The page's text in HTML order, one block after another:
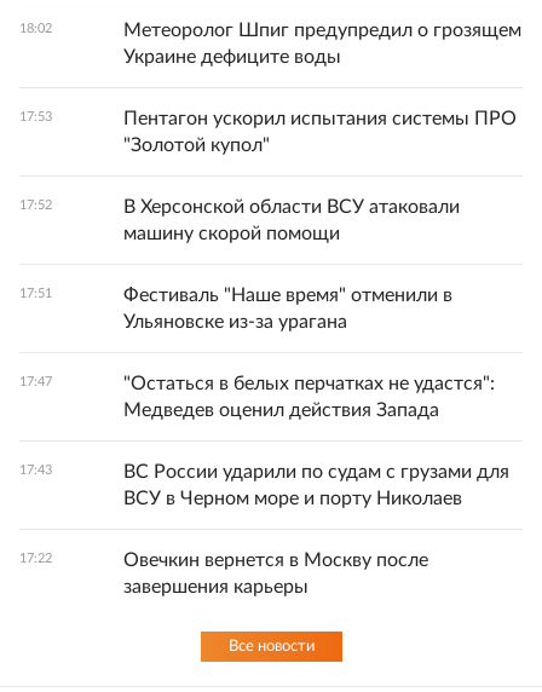
18:02
Метеоролог Шпиг предупредил о грозящем
Украине дефиците воды
17:53
Пентагон ускорил испытания системы ПРО
"Золотой купол"
17:52
В Херсонской области ВСУ атаковали
машину скорой помощи
17:51
Фестиваль "Наше время" отменили в
Ульяновске из-за урагана
17:47
"Остаться в белых перчатках не удастся":
Медведев оценил действия Запада
17:43
ВС России ударили по судам с грузами для
ВСУ в Черном море и порту Николаев
17:22
Овечкин вернется в Москву после
завершения карьеры
Все новости